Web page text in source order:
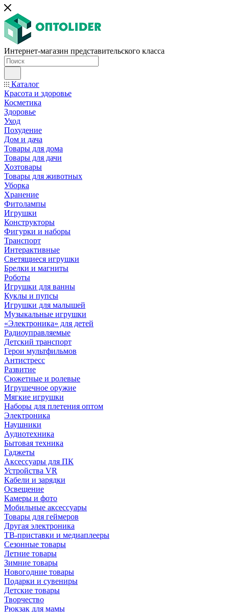
Интернет-магазин представительского класса
Каталог
Красота и здоровье
Косметика
Здоровье
Уход
Похудение
Дом и дача
Товары для дома
Товары для дачи
Хозтовары
Товары для животных
Уборка
Хранение
Фитолампы
Игрушки
Конструкторы
Фигурки и наборы
Транспорт
Интерактивные
Светящиеся игрушки
Брелки и магниты
Роботы
Игрушки для ванны
Куклы и пупсы
Игрушки для малышей
Музыкальные игрушки
«Электроника» для детей
Радиоуправляемые
Детский транспорт
Герои мультфильмов
Антистресс
Развитие
Сюжетные и ролевые
Игрушечное оружие
Мягкие игрушки
Наборы для плетения оптом
Электроника
Наушники
Аудиотехника
Бытовая техника
Гаджеты
Аксессуары для ПК
Устройства VR
Кабели и зарядки
Освещение
Камеры и фото
Мобильные аксессуары
Товары для геймеров
Другая электроника
ТВ-приставки и медиаплееры
Сезонные товары
Летние товары
Зимние товары
Новогодние товары
Подарки и сувениры
Детские товары
Творчество
Рюкзак для мамы